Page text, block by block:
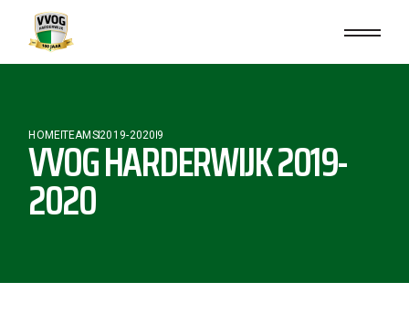
HOMETEAMS2019-2020 9
VVOG HARDERWIJK 2019-
2020